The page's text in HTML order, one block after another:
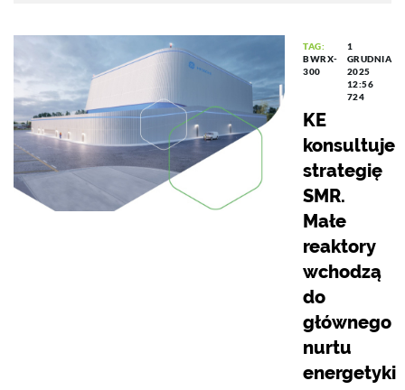
TAG:
BWRX-
300
1
GRUDNIA
2025
12:56
724
KE
konsultuje
strategię
SMR.
Małe
reaktory
wchodzą
do
głównego
nurtu
energetyki